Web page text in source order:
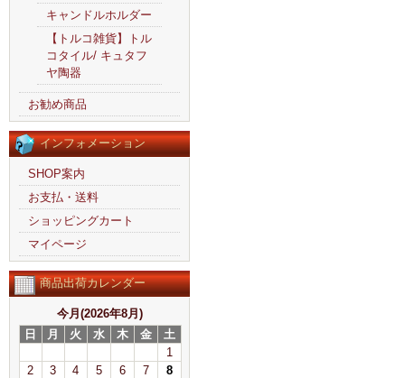
キャンドルホルダー
【トルコ雑貨】トル
コタイル/ キュタフ
ヤ陶器
お勧め商品
インフォメーション
SHOP案内
お支払・送料
ショッピングカート
マイページ
商品出荷カレンダー
今月(2026年8月)
日
月 火 水 木 金
土
1
2
3 4 5 6 7
8